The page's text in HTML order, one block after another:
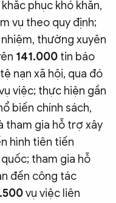
phục khó khăn,
vụ theo quy định;
thường xuyên
141.000 tin báo
nạn xã hội, qua đó
việc; thực hiện gần
biến chính sách,
tham gia hỗ trợ xây
hình tiên tiến
tham gia hỗ
đến công tác
vụ việc liên